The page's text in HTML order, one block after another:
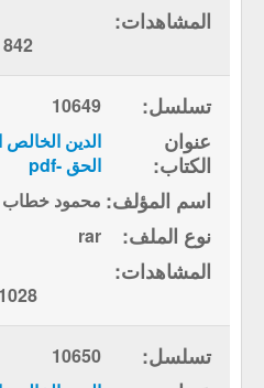
842
10649
الدين الخالص
الحق -pdf
محمود خطاب
rar
1028
10650